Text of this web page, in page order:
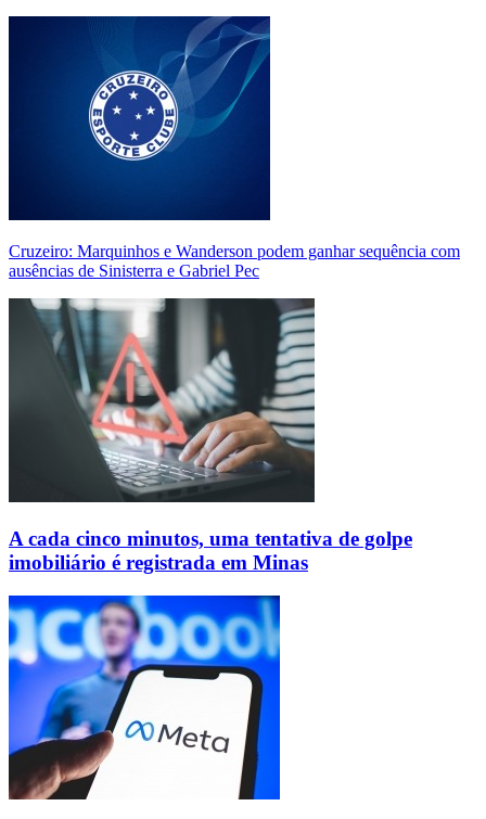
Cruzeiro: Marquinhos e Wanderson podem ganhar sequência com
ausências de Sinisterra e Gabriel Pec
A cada cinco minutos, uma tentativa de golpe
imobiliário é registrada em Minas